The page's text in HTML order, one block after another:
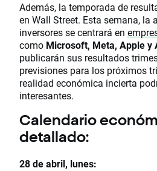
Además, la temporada de
en Wall Street. Esta semana, la
inversores se centrará en
como Microsoft, Meta, Apple y
publicarán sus resultados
previsiones para los próximos
realidad económica incierta
interesantes.
Calendario
detallado:
28 de abril, lunes: